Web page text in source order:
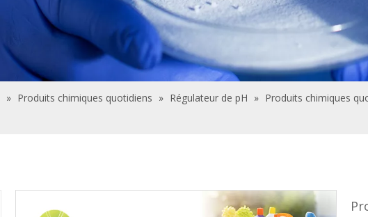
» Produits chimiques quotidiens » Régulateur de pH » Produits chimiques